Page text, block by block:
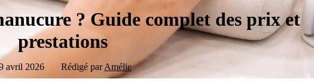
? Guide complet des prix et
prestations
avril 2026 Rédigé parAmélie